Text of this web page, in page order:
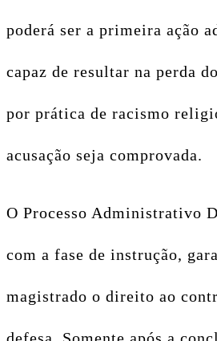
poderá ser a primeira ação
capaz de resultar na perda
por prática de racismo
acusação seja comprovada.
O Processo Administrativo
com a fase de instrução,
magistrado o direito ao